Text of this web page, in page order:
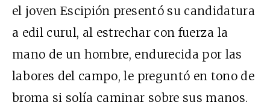
el joven Escipión presentó su candidatura
a edil curul, al estrechar con fuerza la
mano de un hombre, endurecida por las
labores del campo, le preguntó en tono de
broma si solía caminar sobre sus manos.